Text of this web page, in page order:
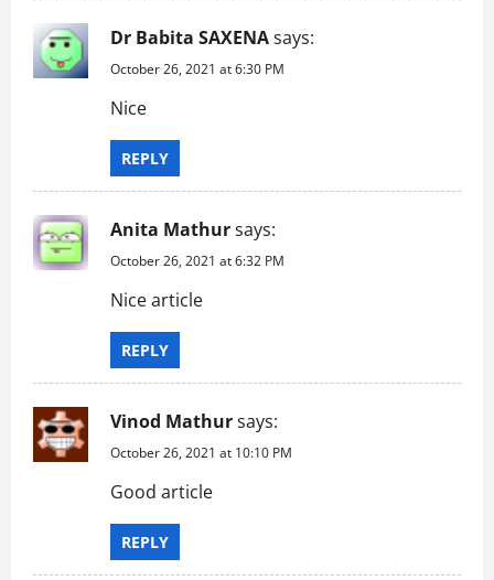
Dr Babita SAXENAsays:
October 26, 2021 at 6:30 PM
Nice
REPLY
Anita Mathursays:
October 26, 2021 at 6:32 PM
Nice article
REPLY
Vinod Mathursays:
October 26, 2021 at 10:10 PM
Good article
REPLY